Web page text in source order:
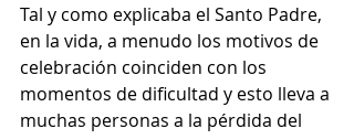
Tal y como explicaba el Santo Padre,
en la vida, a menudo los motivos de
celebración coinciden con los
momentos de dificultad y esto lleva a
muchas personas a la pérdida del